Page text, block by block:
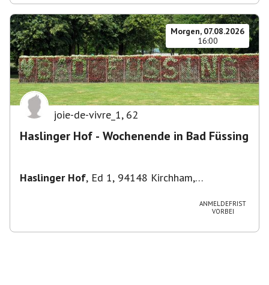
Morgen, 07.08.2026
16:00
joie-de-vivre_1, 62
Haslinger Hof - Wochenende in Bad Füssing
Haslinger Hof, Ed 1, 94148 Kirchham,
ANMELDEFRIST
VORBEI